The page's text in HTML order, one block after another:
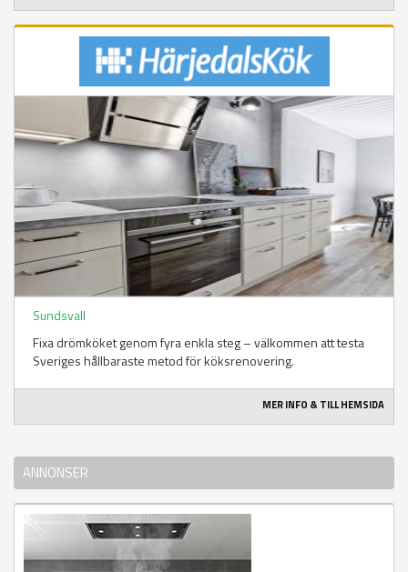
Sundsvall
Fixa drömköket genom fyra enkla steg – välkommen att testa
Sveriges hållbaraste metod för köksrenovering.
MER INFO & TILL HEMSIDA
ANNONSER